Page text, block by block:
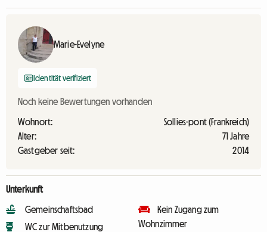
Marie-Evelyne
Identität verifiziert
Noch keine Bewertungen vorhanden
Wohnort:
Sollies-pont (Frankreich)
Alter:
71 Jahre
Gastgeber seit:
2014
Unterkunft
Gemeinschaftsbad
WC zur Mitbenutzung
Kein Zugang zum
Wohnzimmer